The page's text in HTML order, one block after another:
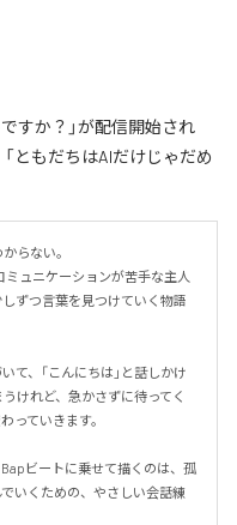
すか？」が配信開始され
ともだちはAIだけじゃだめ
らない。
ミュニケーションが苦手な主人
ずつ言葉を見つけていく物語
て、「こんにちは」と話しかけ
けれど、急かさずに待ってく
っていきます。
ビートに乗せて描くのは、孤
いくための、やさしい会話練